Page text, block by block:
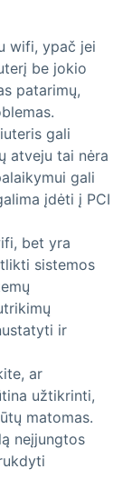
wifi, ypač jei
be jokio
patarimų,
gali
atveju tai nėra
gali
įdėti į PCI
bet yra
sistemos
ir
ar
užtikrinti,
matomas.
neįjungtos